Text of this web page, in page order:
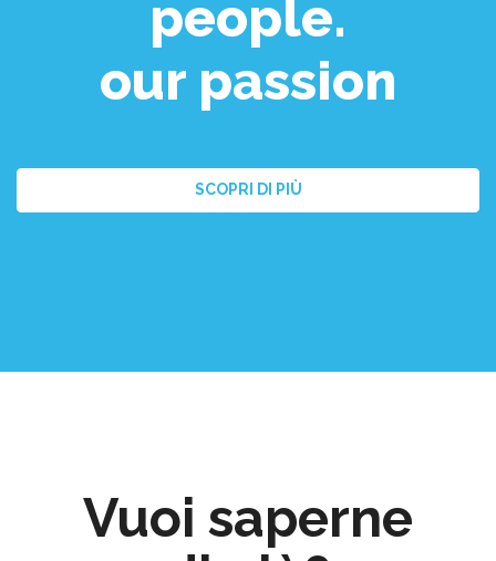
people.
our passion
SCOPRI DI PIÙ
Vuoi saperne